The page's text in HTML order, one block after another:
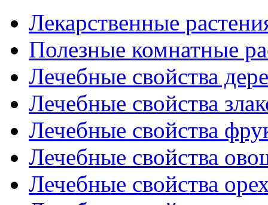
Лекарственные
Полезные комнатные
Лечебные свойства
Лечебные свойства
Лечебные свойства
Лечебные свойства
Лечебные свойства